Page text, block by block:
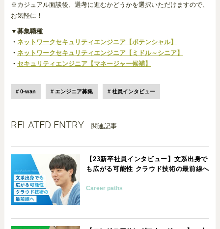
※カジュアル面談後、選考に進むかどうかを選択いただけますので、
お気軽に！
▼募集職種
・ ネットワークセキュリティエンジニア【ポテンシャル】
・ ネットワークセキュリティエンジニア【ミドル～シニア】
・ セキュリティエンジニア【マネージャー候補】
0-wan エンジニア募集 社員インタビュー
RELATED ENTRY 関連記事
【23新卒社員インタビュー】文系出身で
も広がる可能性 クラウド技術の最前線へ
Career paths